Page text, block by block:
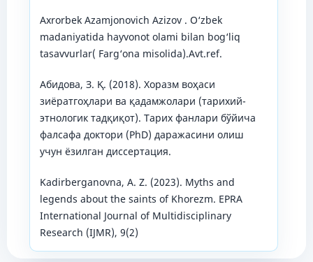
Axrorbek Azamjonovich Azizov . O‘zbek
madaniyatida hayvonot olami bilan bog‘liq
tasavvurlar( Farg‘ona misolida).Avt.ref.
Абидова, З. Қ. (2018). Хоразм воҳаси
зиёратгоҳлари ва қадамжолари (тарихий-
этнологик тадқиқот). Тарих фанлари бўйича
фалсафа доктори (PhD) даражасини олиш
учун ёзилган диссертация.
Kadirberganovna, A. Z. (2023). Myths and
legends about the saints of Khorezm. EPRA
International Journal of Multidisciplinary
Research (IJMR), 9(2)